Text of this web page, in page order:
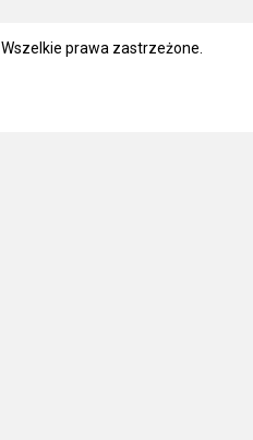
. Wszelkie prawa zastrzeżone.